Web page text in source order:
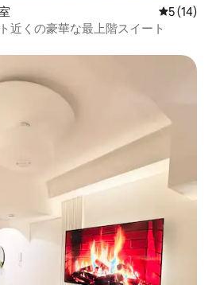
レビュー
5 (14)
近くの豪華な最上階スイート